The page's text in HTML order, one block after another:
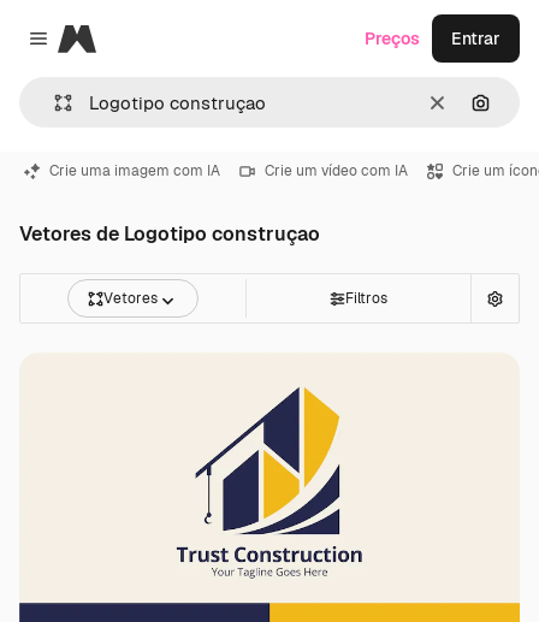
Close menu
Magnific
Limpar
Preços Entrar
Crie uma imagem com IA Crie um vídeo com IA Crie um
Vetores de Logotipo construçao
Vetores Filtros